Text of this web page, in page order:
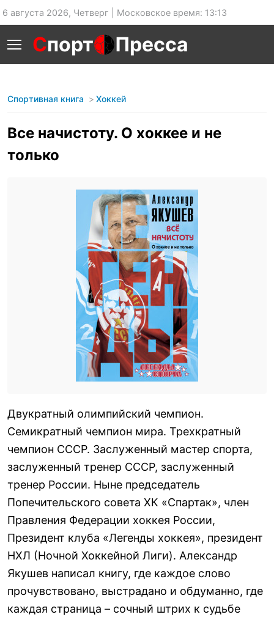
6 августа 2026, Четверг | Московское время: 13:13
Спорт Пресса
Спортивная книга Хоккей
Все начистоту. О хоккее и не
только
Двукратный олимпийский чемпион.
Семикратный чемпион мира. Трехкратный
чемпион СССР. Заслуженный мастер спорта,
заслуженный тренер СССР, заслуженный
тренер России. Ныне председатель
Попечительского совета ХК «Спартак», член
Правления Федерации хоккея России,
Президент клуба «Легенды хоккея», президент
НХЛ (Ночной Хоккейной Лиги). Александр
Якушев написал книгу, где каждое слово
прочувствовано, выстрадано и обдуманно, где
каждая страница – сочный штрих к судьбе